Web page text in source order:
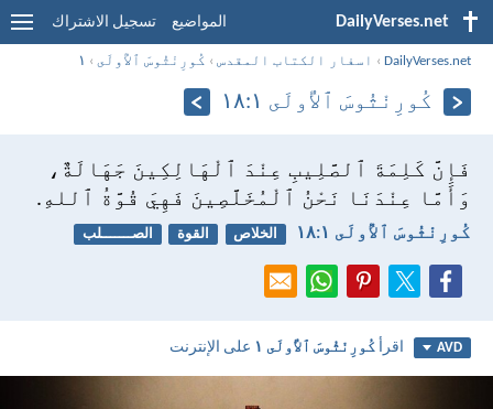
DailyVerses.net المواضيع تسجيل الاشتراك
DailyVerses.net
› اسفار الكتاب المقدس › كُورِنْثُوسَ ٱلأُولَى › ١
كُورِنْثُوسَ ٱلأُولَى ١:‏١٨
فَإِنَّ كَلِمَةَ ٱلصَّلِيبِ عِنْدَ ٱلْهَالِكِينَ جَهَالَةٌ،
وَأَمَّا عِنْدَنَا نَحْنُ ٱلْمُخَلَّصِينَ فَهِيَ قُوَّةُ ٱللهِ.
كُورِنْثُوسَ ٱلأُولَى ١:‏١٨ الخلاص القوة الصـــــــلب
AVD اقرأكُورِنْثُوسَ ٱلأُولَى ١ على الإنترنت